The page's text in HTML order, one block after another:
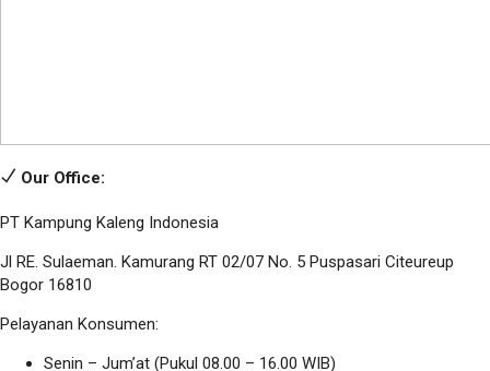
Our Office:
PT Kampung Kaleng Indonesia
Jl RE. Sulaeman. Kamurang RT 02/07 No. 5 Puspasari Citeureup
Bogor 16810
Pelayanan Konsumen:
Senin – Jum’at (Pukul 08.00 – 16.00 WIB)